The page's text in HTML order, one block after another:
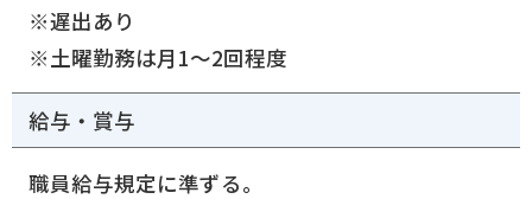
※遅出あり
※土曜勤務は月1～2回程度
給与・賞与
職員給与規定に準ずる。